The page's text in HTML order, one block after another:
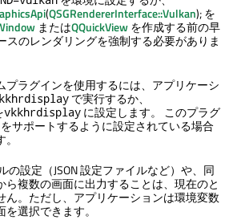
(QSGRendererInterface::Vulkan); を
またはQQuickViewを作成する前の早
スのレンダリングを強制する必要がありま
プラグインを使用するには、アプリケーシ
で実行するか、
vkkhrdisplay に設定します。 このプラグ
サポートするように設定されている場合
の設定（JSON 設定ファイルなど）や、同
ら複数の画面に出力することは、現在のと
ん。ただし、アプリケーションは環境変数
選択できます。